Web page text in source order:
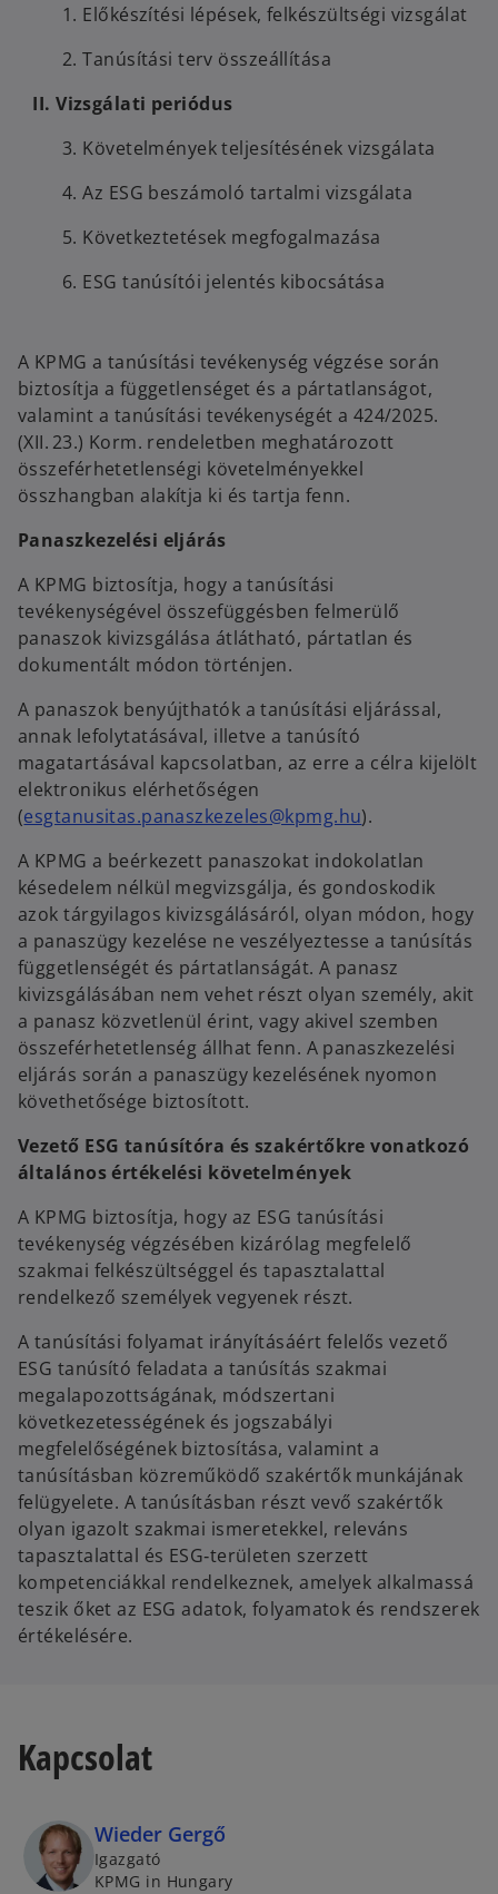
1. Előkészítési lépések, felkészültségi vizsgálat
2. Tanúsítási terv összeállítása
II. Vizsgálati periódus
3. Követelmények teljesítésének vizsgálata
4. Az ESG beszámoló tartalmi vizsgálata
5. Következtetések megfogalmazása
6. ESG tanúsítói jelentés kibocsátása
A KPMG a tanúsítási tevékenység végzése során
biztosítja a függetlenséget és a pártatlanságot,
valamint a tanúsítási tevékenységét a 424/2025.
(XII. 23.) Korm. rendeletben meghatározott
összeférhetetlenségi követelményekkel
összhangban alakítja ki és tartja fenn.
Panaszkezelési eljárás
A KPMG biztosítja, hogy a tanúsítási
tevékenységével összefüggésben felmerülő
panaszok kivizsgálása átlátható, pártatlan és
dokumentált módon történjen.
A panaszok benyújthatók a tanúsítási eljárással,
annak lefolytatásával, illetve a tanúsító
magatartásával kapcsolatban, az erre a célra kijelölt
elektronikus elérhetőségen
(esgtanusitas.panaszkezeles@kpmg.huo
e
n
s
i
n
a
n
e
w
).
A KPMG a beérkezett panaszokat indokolatlan
késedelem nélkül megvizsgálja, és gondoskodik
azok tárgyilagos kivizsgálásáról, olyan módon, hogy
a panaszügy kezelése ne veszélyeztesse a tanúsítás
függetlenségét és pártatlanságát. A panasz
kivizsgálásában nem vehet részt olyan személy, akit
a panasz közvetlenül érint, vagy akivel szemben
összeférhetetlenség állhat fenn. A panaszkezelési
eljárás során a panaszügy kezelésének nyomon
követhetősége biztosított.
Vezető ESG tanúsítóra és szakértőkre vonatkozó
általános értékelési követelmények
A KPMG biztosítja, hogy az ESG tanúsítási
tevékenység végzésében kizárólag megfelelő
szakmai felkészültséggel és tapasztalattal
rendelkező személyek vegyenek részt.
A tanúsítási folyamat irányításáért felelős vezető
ESG tanúsító feladata a tanúsítás szakmai
megalapozottságának, módszertani
következetességének és jogszabályi
megfelelőségének biztosítása, valamint a
tanúsításban közreműködő szakértők munkájának
felügyelete. A tanúsításban részt vevő szakértők
olyan igazolt szakmai ismeretekkel, releváns
tapasztalattal és ESG‑területen szerzett
kompetenciákkal rendelkeznek, amelyek alkalmassá
teszik őket az ESG adatok, folyamatok és rendszerek
értékelésére.
Kapcsolat
Wieder Gergő
Igazgató
KPMG in Hungary